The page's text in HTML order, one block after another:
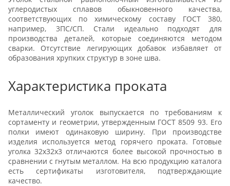
углеродистых сплавов обыкновенного качества,
соответствующих по химическому составу ГОСТ 380,
например, 3ПС/СП. Стали идеально подходят для
производства деталей, которые соединяются методом
сварки. Отсутствие легирующих добавок избавляет от
образования хрупких структур в зоне шва.
Характеристика проката
Металлический уголок выпускается по требованиям к
сортаменту и геометрии, утвержденным ГОСТ 8509 93. Его
полки имеют одинаковую ширину. При производстве
изделия используется метод горячего проката. Готовые
уголка 32х32х3 отличаются более высокой прочностью в
сравнении с гнутым металлом. На всю продукцию каталога
есть сертификаты изготовителя, подтверждающие
качество.